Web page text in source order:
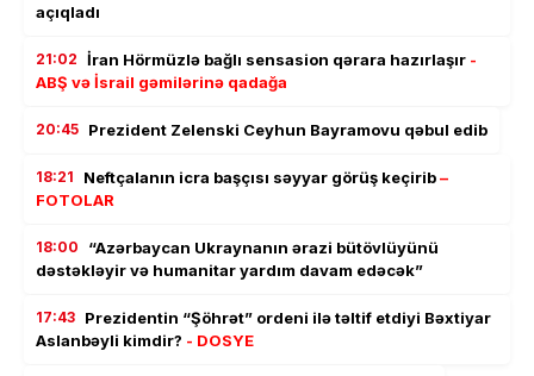
açıqladı
21:02 İran Hörmüzlə bağlı sensasion qərara hazırlaşır -
ABŞ və İsrail gəmilərinə qadağa
20:45 Prezident Zelenski Ceyhun Bayramovu qəbul edib
18:21 Neftçalanın icra başçısı səyyar görüş keçirib–
FOTOLAR
18:00
“Azərbaycan Ukraynanın ərazi bütövlüyünü
dəstəkləyir və humanitar yardım davam edəcək”
17:43 Prezidentin “Şöhrət” ordeni ilə təltif etdiyi Bəxtiyar
Aslanbəyli kimdir? - DOSYE